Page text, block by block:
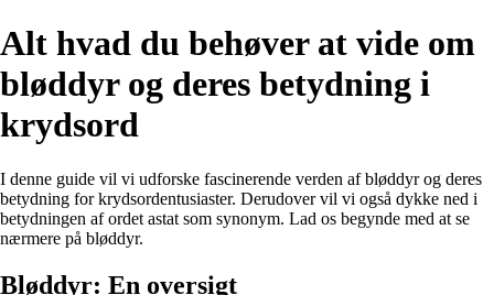
Alt hvad du behøver at vide om
bløddyr og deres betydning i
krydsord
I denne guide vil vi udforske fascinerende verden af bløddyr og deres
betydning for krydsordentusiaster. Derudover vil vi også dykke ned i
betydningen af ordet astat som synonym. Lad os begynde med at se
nærmere på bløddyr.
Bløddyr: En oversigt